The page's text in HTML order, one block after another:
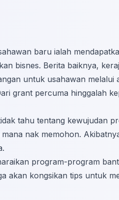
baru ialah
bisnes. Berita baiknya,
untuk usahawan melalui
grant percuma hinggalah
tahu tentang kewujudan
nak memohon.
program-program
akan kongsikan tips untuk